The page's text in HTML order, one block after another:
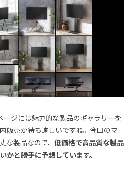
ジには魅力的な製品のギャラリーを
販売が待ち遠しいですね。今回のマ
な製品なので、 低価格で高品質な製品
かと勝手に予想しています。